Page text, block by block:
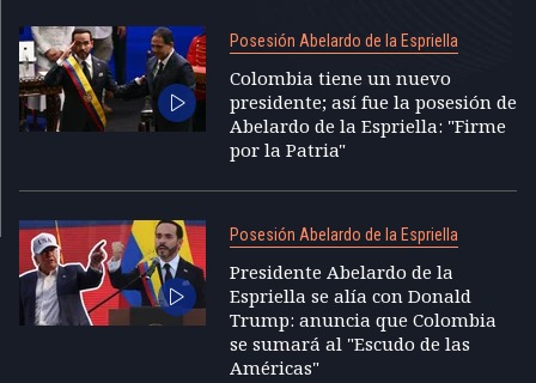
Posesión Abelardo de la Espriella
Colombia tiene un nuevo
presidente; así fue la posesión de
Abelardo de la Espriella: "Firme
por la Patria"
Posesión Abelardo de la Espriella
Presidente Abelardo de la
Espriella se alía con Donald
Trump: anuncia que Colombia
se sumará al "Escudo de las
Américas"